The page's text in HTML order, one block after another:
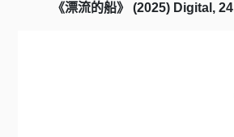
《漂流的船》 (2025) Digital,